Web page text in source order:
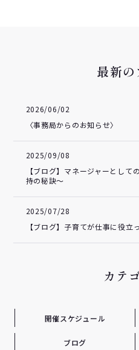
最新の
2026/06/02
〈事務局からのお知らせ〉
2025/09/08
【ブログ】マネージャーとし
持の秘訣～
2025/07/28
【ブログ】子育てが仕事に役
カテ
開催スケジュール
ブログ